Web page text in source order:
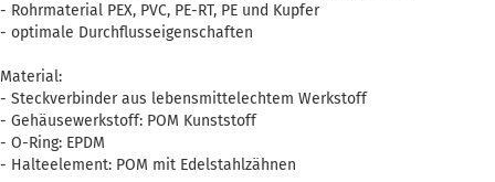
- Rohrmaterial PEX, PVC, PE-RT, PE und Kupfer
- optimale Durchflusseigenschaften
Material:
- Steckverbinder aus lebensmittelechtem Werkstoff
- Gehäusewerkstoff: POM Kunststoff
- O-Ring: EPDM
- Halteelement: POM mit Edelstahlzähnen